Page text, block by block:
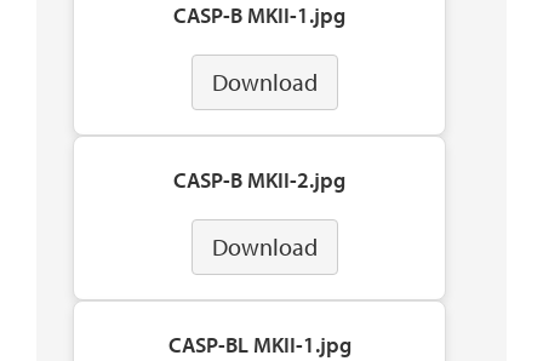
CASP-B MKII-1.jpg
Download
CASP-B MKII-2.jpg
Download
CASP-BL MKII-1.jpg